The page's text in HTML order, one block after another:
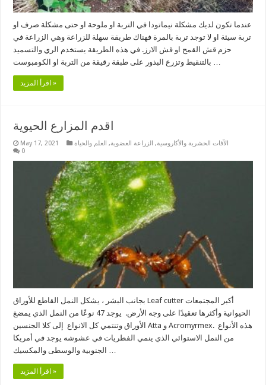
عندما تكون لديك مشكلة نيماتودا في التربة او ملوحة او حتى مشكلة صرف او
تربة سيئة او لا توجد تربة بالمرة فهناك طريقة سهلة للزراعة وهي الزراعة في
حزم قش القمح او قش الارز. في هذه الطريقة يستخدم الري والتسميد
اقرأ المزيد »
اقدم المزارع الحيوية
May 17, 2021 الآفات الحشرية والأكاروسية, الزراعة العضوية, العلم والحياة
0
بجانب البشر ، يشكل النمل القاطع للأوراق Leaf cutter أكبر المجتمعات
الحيوانية وأكثرها تعقيدًا على وجه الأرض. يوجد 47 نوعًا من النمل الذي يمضغ
الأوراق وتنتمي كل الانواع إلى كلا الجنسين Atta و Acromyrmex. هذه الأنواع
من النمل الاستوائي الذي ينمي الفطريات في عشوشه يوجد في أمريكا
اقرأ المزيد »